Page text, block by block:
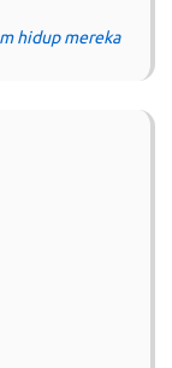
hidup mereka